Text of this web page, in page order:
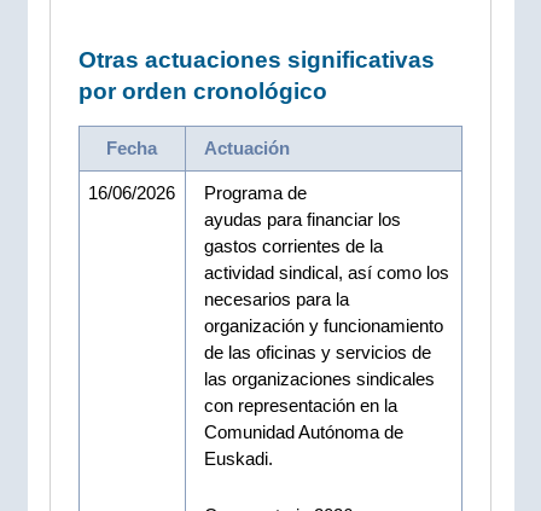
Otras actuaciones significativas
por orden cronológico
Fecha Actuación
16/06/2026
Programa de
ayudas para financiar los
gastos corrientes de la
actividad sindical, así como los
necesarios para la
organización y funcionamiento
de las oficinas y servicios de
las organizaciones sindicales
con representación en la
Comunidad Autónoma de
Euskadi.